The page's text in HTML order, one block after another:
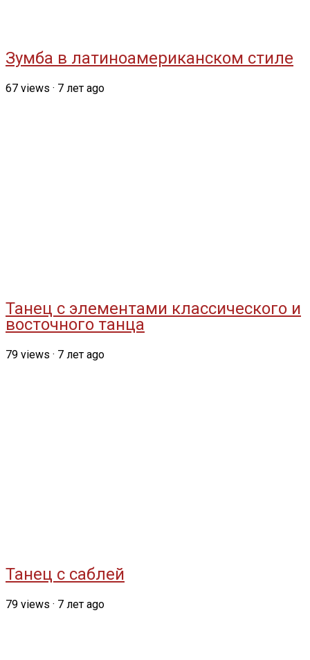
Зумба в латиноамериканском стиле
67 views · 7 лет ago
Танец с элементами классического и
восточного танца
79 views · 7 лет ago
Танец с саблей
79 views · 7 лет ago